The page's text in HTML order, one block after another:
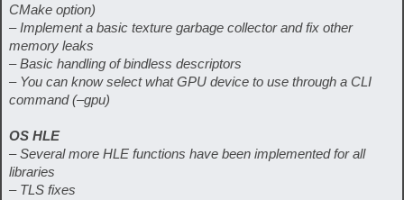
CMake option)
– Implement a basic texture garbage collector and fix other
memory leaks
– Basic handling of bindless descriptors
– You can know select what GPU device to use through a CLI
command (–gpu)
OS HLE
– Several more HLE functions have been implemented for all
libraries
– TLS fixes